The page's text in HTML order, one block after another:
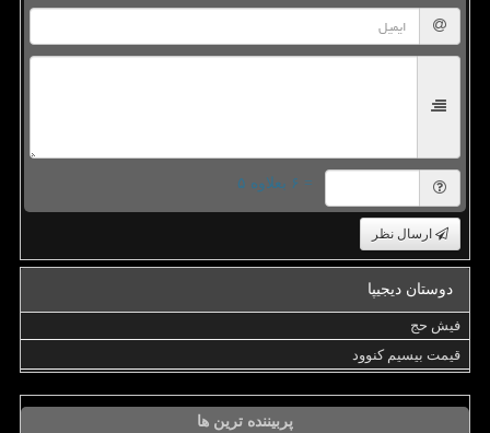
= ۶ بعلاوه ۵
ارسال نظر
دوستان دیجیپا
فیش حج
قیمت بیسیم کنوود
پربیننده ترین ها